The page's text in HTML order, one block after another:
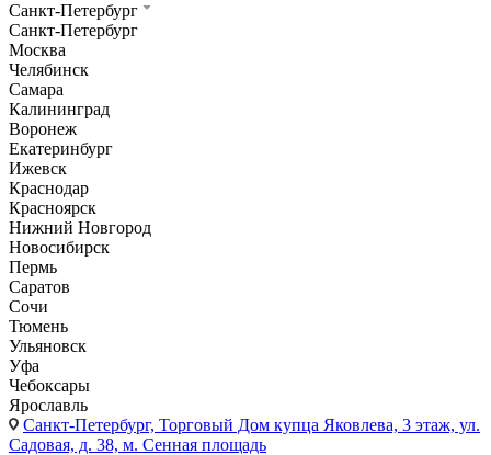
Санкт-Петербург
Санкт-Петербург
Москва
Челябинск
Самара
Калининград
Воронеж
Екатеринбург
Ижевск
Краснодар
Красноярск
Нижний Новгород
Новосибирск
Пермь
Саратов
Сочи
Тюмень
Ульяновск
Уфа
Чебоксары
Ярославль
Санкт-Петербург, Торговый Дом купца Яковлева, 3 этаж, ул.
Садовая, д. 38, м. Сенная площадь